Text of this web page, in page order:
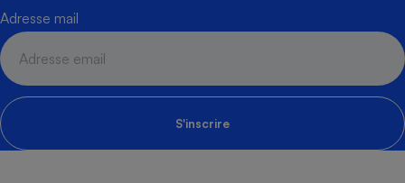
Adresse mail
S'inscrire